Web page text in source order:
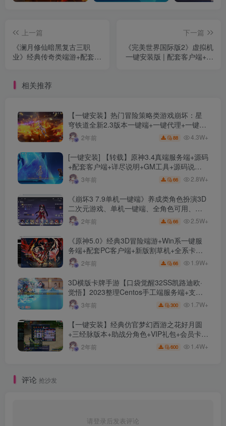
上一篇
《澜月修仙暗黑复古三职
业》经典传奇类端游+配套客
下一篇
《完美世界国际版2》虚拟机
一键安装版 | 配套客户端+大
相关推荐
【一键安装】热门冒险策略类游戏崩坏：星
穹铁道全新2.3版本一键端+一键代理+一键启
动+免虚拟机
2年前 88 4.3W+
[一键安装] 【转载】原神3.4真端服务端+源码
+配套客户端+详尽说明+GM工具+源码说明
文件3年前 66 2.8W+
《崩坏3 7.9单机一键端》养成类角色扮演3D
二次元游戏、单机一键端、全角色可用、无
限资源、附带保姆级安装教程
2年前 66 2.5W+
《原神5.0》经典3D冒险端游+Win系一键服
务端+配套PC客户端+新版割草机+全系卡池
文件2年前 66 1.9W+
3D横版卡牌手游【口袋觉醒32SS凯路迪欧·
觉悟】2023整理Centos手工端服务端+支付
对接+安卓苹果双端+运营后台+GM授权后台
+代理后台
3年前 300 1.7W+
【一键安装】经典仿官梦幻西游之花好月圆
+三经脉版本+助战分角色+VIP礼包+会员卡
+剧情活动+视频搭建及其他修改资料
2年前 600 1.4W+
评论 抢沙发
请登录后发表评论